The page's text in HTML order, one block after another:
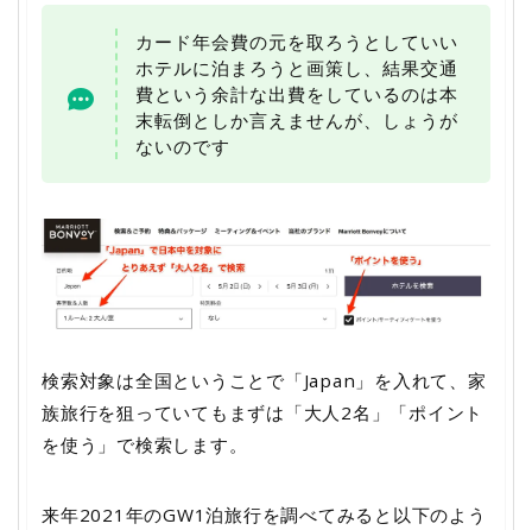
カード年会費の元を取ろうとしていい
ホテルに泊まろうと画策し、結果交通
費という余計な出費をしているのは本
末転倒としか言えませんが、しょうが
ないのです
検索対象は全国ということで「Japan」を入れて、家
族旅行を狙っていてもまずは「大人2名」「ポイント
を使う」で検索します。
来年2021年のGW1泊旅行を調べてみると以下のよう